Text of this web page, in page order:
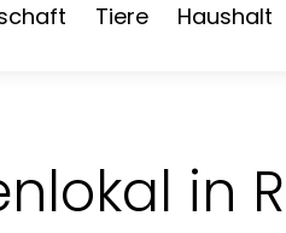
Tiere Haushalt
in